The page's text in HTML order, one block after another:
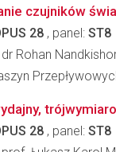
czujników
28 , panel: ST8
Rohan
28 , panel: ST8